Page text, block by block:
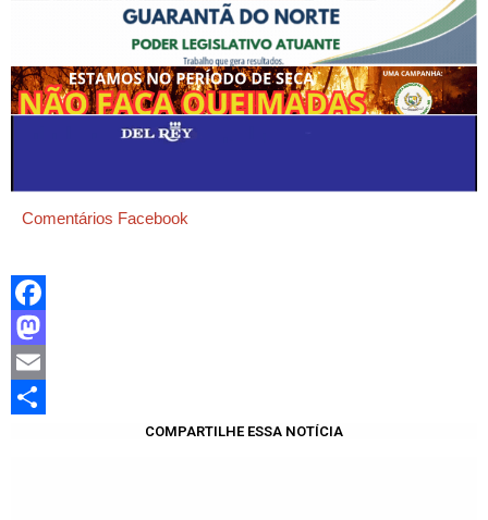
Comentários Facebook
Facebook
Mastodon
Email
COMPARTILHE ESSA NOTÍCIA